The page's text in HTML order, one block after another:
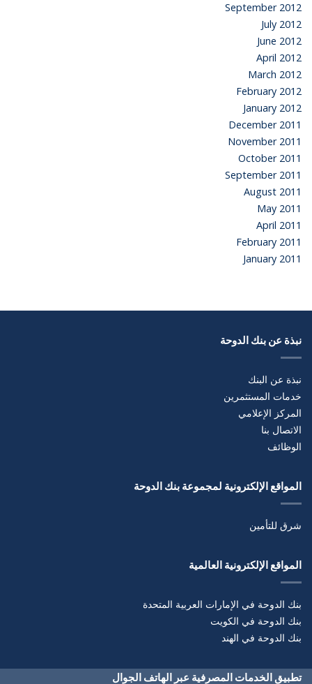
September 2012
July 2012
June 2012
April 2012
March 2012
February 2012
January 2012
December 2011
November 2011
October 2011
September 2011
August 2011
May 2011
April 2011
February 2011
January 2011
نبذة عن بنك الدوحة
نبذة عن البنك
خدمات المستثمرين
المركز الإعلامي
الاتصال بنا
الوظائف
المواقع الإلكترونية لمجموعة بنك الدوحة
شرق للتأمين
المواقع الإلكترونية العالمية
بنك الدوحة في الإمارات العربية المتحدة
بنك الدوحة في الكويت
بنك الدوحة في الهند
تطبيق الخدمات المصرفية عبر الهاتف الجوال